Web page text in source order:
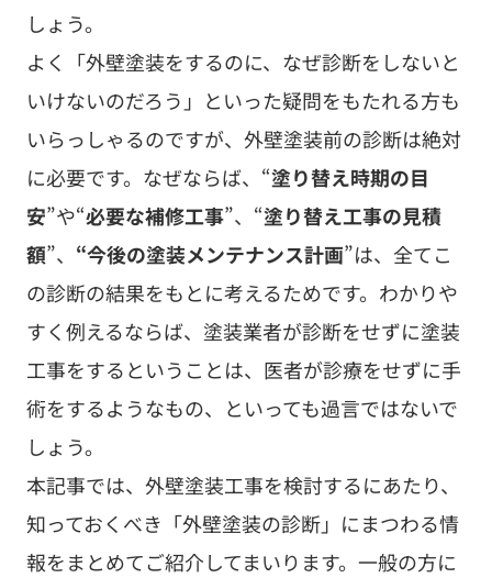
しょう。
よく「外壁塗装をするのに、なぜ診断をしないと
いけないのだろう」といった疑問をもたれる方も
いらっしゃるのですが、外壁塗装前の診断は絶対
に必要です。なぜならば、“塗り替え時期の目
安”や“必要な補修工事”、“塗り替え工事の見積
額”、 “今後の塗装メンテナンス計画”は、全てこ
の診断の結果をもとに考えるためです。わかりや
すく例えるならば、塗装業者が診断をせずに塗装
工事をするということは、医者が診療をせずに手
術をするようなもの、といっても過言ではないで
しょう。
本記事では、外壁塗装工事を検討するにあたり、
知っておくべき「外壁塗装の診断」にまつわる情
報をまとめてご紹介してまいります。一般の方に